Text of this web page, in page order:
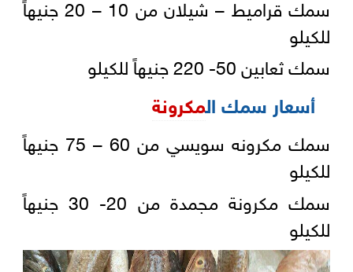
للكيلو
سمك ثعابين 50- 220 جنيهاً للكيلو
أسعار سمك المكرونة
سمك مكرونه سويسي من 60 – 75 جنيهاً
للكيلو
سمك مكرونة مجمدة من 20- 30 جنيهاً
للكيلو